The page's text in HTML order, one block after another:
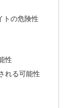
トの危険性
性
れる可能性